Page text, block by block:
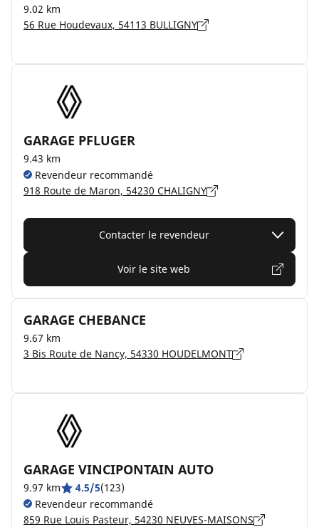
9.02 km
56 Rue Houdevaux, 54113 BULLIGNY
GARAGE PFLUGER
9.43 km
Revendeur recommandé
918 Route de Maron, 54230 CHALIGNY
Contacter le revendeur
Voir le site web
GARAGE CHEBANCE
9.67 km
3 Bis Route de Nancy, 54330 HOUDELMONT
GARAGE VINCIPONTAIN AUTO
9.97 km 4.5/5(123)
Revendeur recommandé
859 Rue Louis Pasteur, 54230 NEUVES-MAISONS